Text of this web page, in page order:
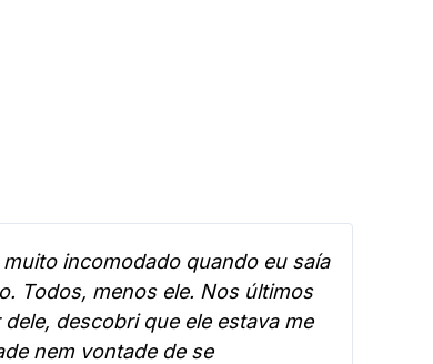
incomodado quando eu saía
Todos, menos ele. Nos últimos
descobri que ele estava me
nem vontade de se